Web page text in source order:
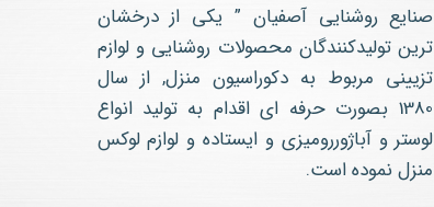
صنایع روشنایی آصفیان ” یکی از درخشان
ترین تولیدکنندگان محصولات روشنایی و لوازم
تزیینی مربوط به دکوراسیون منزل, از سال
1380 بصورت حرفه ای اقدام به تولید انواع
لوستر و آباژوررومیزی و ایستاده و لوازم لوکس
منزل نموده است.